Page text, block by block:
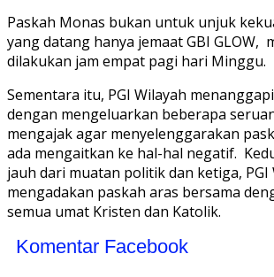
Paskah Monas bukan untuk unjuk
yang datang hanya jemaat GBI GLOW,
dilakukan jam empat pagi hari Minggu.
Sementara itu, PGI Wilayah
dengan mengeluarkan beberapa
mengajak agar menyelenggarakan
ada mengaitkan ke hal-hal negatif.
jauh dari muatan politik dan ketiga, PGI
mengadakan paskah aras bersama
semua umat Kristen dan Katolik.
Komentar Facebook